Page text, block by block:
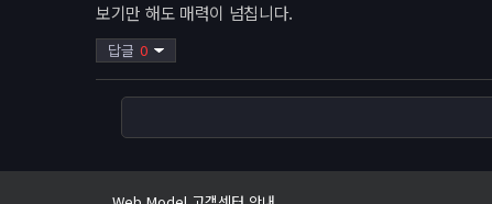
보기만 해도 매력이 넘칩니다.
답글 0
Web Model 고객센터 안내
사이트 이전안내
웹모델 오픈인사드립니다.